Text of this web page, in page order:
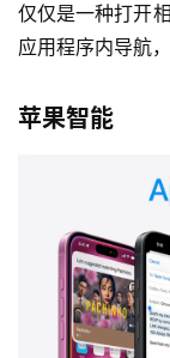
仅仅是一种打开
应用程序内导航，
苹果智能